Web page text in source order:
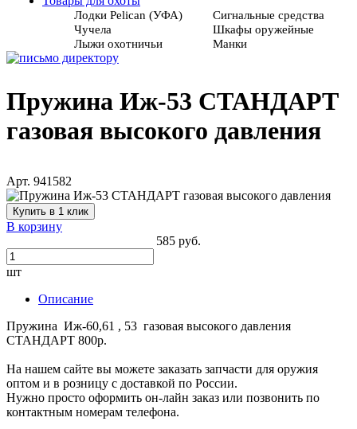
Лодки Pelican (УФА)
Сигнальные средства
Чучела
Шкафы оружейные
Лыжи охотничьи
Манки
Пружина Иж-53 СТАНДАРТ
газовая высокого давления
Арт. 941582
Купить в 1 клик
В корзину
585 руб.
шт
Описание
Пружина Иж-60,61 , 53 газовая высокого давления
СТАНДАРТ 800р.
На нашем сайте вы можете заказать запчасти для оружия
оптом и в розницу с доставкой по России.
Нужно просто оформить он-лайн заказ или позвонить по
контактным номерам телефона.